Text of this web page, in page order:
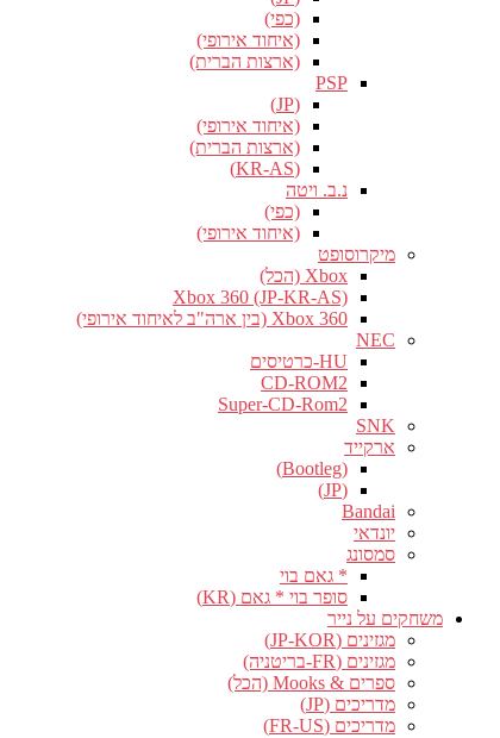
(כפי)
(איחוד אירופי)
(ארצות הברית)
PSP
(JP)
(איחוד אירופי)
(ארצות הברית)
(KR-AS)
נ.ב. ויטה
(כפי)
(איחוד אירופי)
מיקרוסופט
Xbox (הכל)
Xbox 360 (JP-KR-AS)
Xbox 360 (בין ארה"ב לאיחוד אירופי)
NEC
HU-כרטיסים
CD-ROM2
Super-CD-Rom2
SNK
ארקייד
(Bootleg)
(JP)
Bandai
יונדאי
סמסונג
* גאם בוי
סופר בוי * גאם (KR)
משחקים על נייר
מגזינים (JP-KOR)
מגזינים (FR-בריטניה)
ספרים & Mooks (הכל)
מדריכים (JP)
מדריכים (FR-US)